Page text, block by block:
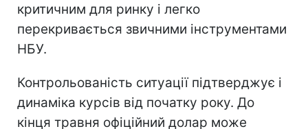
критичним для ринку і легко
перекривається звичними інструментами
НБУ.
Контрольованість ситуації підтверджує і
динаміка курсів від початку року. До
кінця травня офіційний долар може